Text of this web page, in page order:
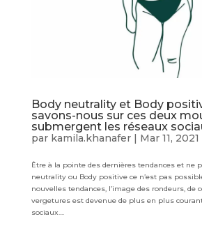
Body neutrality et Body
savons-nous sur ces deux
submergent les réseaux
par kamila.khanafer| Mar 11, 2021
Être à la pointe des dernières tendances et ne
neutrality ou Body positive ce n’est pas
nouvelles tendances, l’image des rondeurs, de
vergetures est devenue de plus en plus
sociaux....